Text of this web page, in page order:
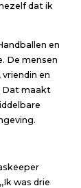
dat ik
en
De mensen
en
Dat maakt
was drie